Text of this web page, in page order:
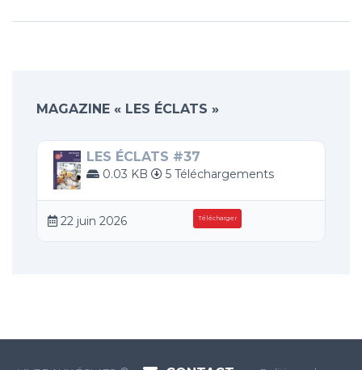
MAGAZINE « LES ÉCLATS »
LES ÉCLATS #37
0.03 KB 5 Téléchargements
22 juin 2026 Télécharger